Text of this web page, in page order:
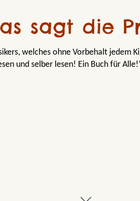
sagt die
welches ohne Vorbehalt jedem
und selber lesen! Ein Buch für